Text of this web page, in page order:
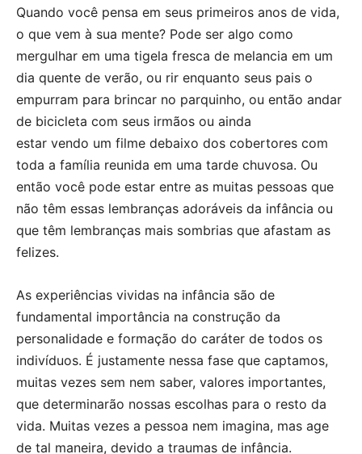
Quando você pensa em seus primeiros anos de vida,
o que vem à sua mente? Pode ser algo como
mergulhar em uma tigela fresca de melancia em um
dia quente de verão, ou rir enquanto seus pais o
empurram para brincar no parquinho, ou então andar
de bicicleta com seus irmãos ou ainda
estar vendo um filme debaixo dos cobertores com
toda a família reunida em uma tarde chuvosa. Ou
então você pode estar entre as muitas pessoas que
não têm essas lembranças adoráveis ​​da infância ou
que têm lembranças mais sombrias que afastam as
felizes.
As experiências vividas na infância são de
fundamental importância na construção da
personalidade e formação do caráter de todos os
indivíduos. É justamente nessa fase que captamos,
muitas vezes sem nem saber, valores importantes,
que determinarão nossas escolhas para o resto da
vida. Muitas vezes a pessoa nem imagina, mas age
de tal maneira, devido a traumas de infância.